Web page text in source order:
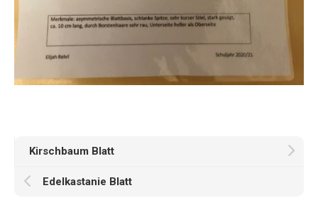
Kirschbaum Blatt
Edelkastanie Blatt